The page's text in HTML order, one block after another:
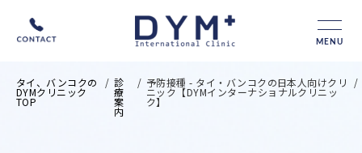
MENU
タイ、バンコクの
DYMクリニック
TOP
/ 診
療
案
内
/ 予防接種 - タイ・バンコクの日本人向けクリ
ニック【DYMインターナショナルクリニッ
ク】
/